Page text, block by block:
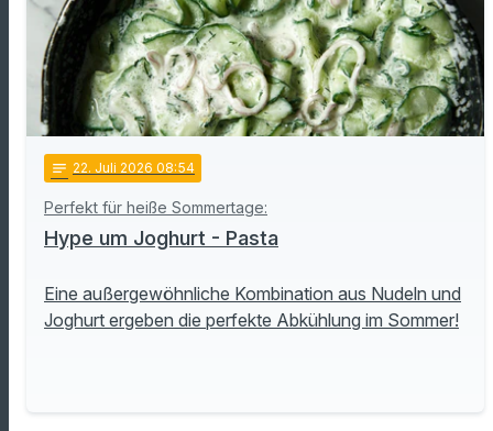
notes 22. Juli 2026 08:54
Perfekt für heiße Sommertage:
Hype um Joghurt - Pasta
Eine außergewöhnliche Kombination aus Nudeln und
Joghurt ergeben die perfekte Abkühlung im Sommer!